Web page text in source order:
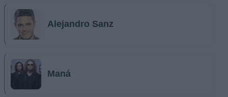
Alejandro Sanz
Maná